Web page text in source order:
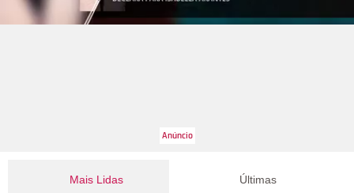
Mais Lidas Últimas